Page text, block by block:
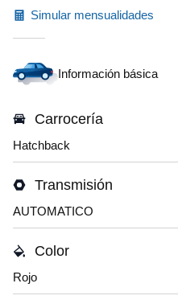
Simular mensualidades
Información básica
Carrocería
Hatchback
Transmisión
AUTOMATICO
Color
Rojo